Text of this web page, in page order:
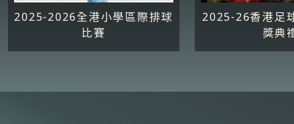
2025-2026全港小學區際排球
比賽
2025-26香港足
獎典